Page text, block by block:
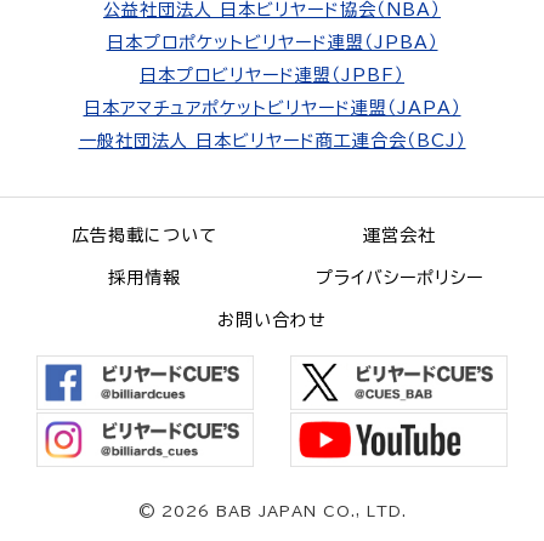
公益社団法人 日本ビリヤード協会（NBA）
日本プロポケットビリヤード連盟（JPBA）
日本プロビリヤード連盟（JPBF）
日本アマチュアポケットビリヤード連盟（JAPA）
一般社団法人 日本ビリヤード商工連合会（BCJ）
広告掲載について 運営会社
採用情報 プライバシーポリシー
お問い合わせ
© 2026 BAB JAPAN CO., LTD.